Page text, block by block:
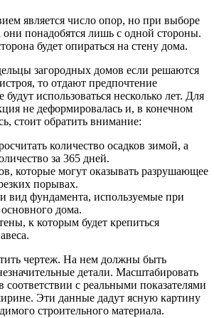
является число опор, но при выборе
они понадобятся лишь с одной стороны.
будет опираться на стену дома.
загородных домов если решаются
то отдают предпочтение
использоваться несколько лет. Для
не деформировалась и, в конечном
стоит обратить внимание:
количество осадков зимой, а
за 365 дней.
которые могут оказывать разрушающее
порывах.
вид фундамента, используемые при
основного дома.
к которым будет крепиться
чертеж. На нем должны быть
детали. Масштабировать
соответствии с реальными показателями
Эти данные дадут ясную картину
строительного материала.